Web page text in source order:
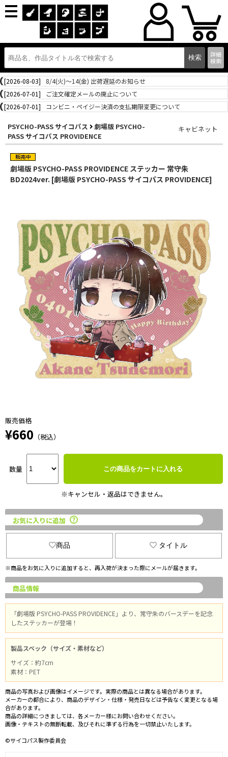
詳細
検索
[2026-08-03]
8/4(火)～14(金) 出荷遅延のお知らせ
[2026-07-01]
ご注文確定メールの廃止について
[2026-07-01]
コンビニ・ペイジー決済の支払期限変更について
PSYCHO-PASS サイコパス
劇場版 PSYCHO-
PASS サイコパス PROVIDENCE
キャビネット
劇場版 PSYCHO-PASS PROVIDENCE ステッカー 常守朱
BD2024ver. [劇場版 PSYCHO-PASS サイコパス PROVIDENCE]
販売価格
¥660 （税込）
数量 この商品をカートに入れる
※キャンセル・返品はできません。
お気に入りに追加
商品 タイトル
※商品をお気に入りに追加すると、再入荷が決まった際にメールが届きます。
商品情報
「劇場版 PSYCHO-PASS PROVIDENCE」より、常守朱のバースデーを記念
したステッカーが登場！
製品スペック（サイズ・素材など）
サイズ：約7cm
素材：PET
商品の写真および画像はイメージです。実際の商品とは異なる場合があります。
メーカーの都合により、商品のデザイン・仕様・発売日などは予告なく変更となる場
合があります。
商品の詳細につきましては、各メーカー様にお問い合わせください。
画像・テキストの無断転載、及びそれに準ずる行為を一切禁止いたします。
©サイコパス製作委員会